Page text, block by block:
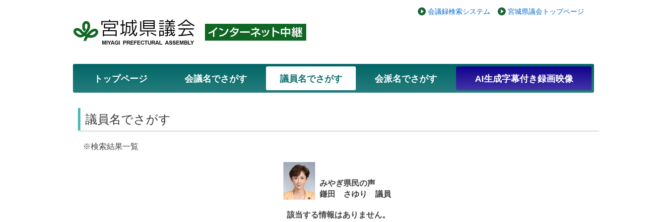
会議録検索システム 宮城県議会トップページ
トップページ 会議名でさがす 議員名でさがす 会派名でさがす AI生成字幕付き録画映像
議員名でさがす
※検索結果一覧
みやぎ県民の声
鎌田 さゆり 議員
該当する情報はありません。